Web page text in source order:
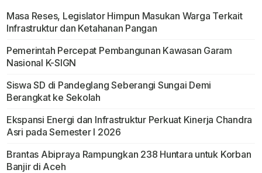
Masa Reses, Legislator Himpun Masukan Warga Terkait
Infrastruktur dan Ketahanan Pangan
Pemerintah Percepat Pembangunan Kawasan Garam
Nasional K-SIGN
Siswa SD di Pandeglang Seberangi Sungai Demi
Berangkat ke Sekolah
Ekspansi Energi dan Infrastruktur Perkuat Kinerja Chandra
Asri pada Semester I 2026
Brantas Abipraya Rampungkan 238 Huntara untuk Korban
Banjir di Aceh